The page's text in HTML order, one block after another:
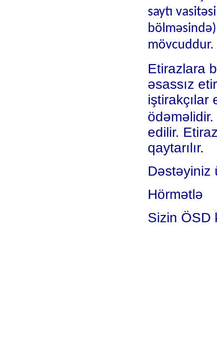
saytı
mövcuddur.
Etirazlara
əsassız
iştirakçılar
edilir.
qaytarılır.
Dəstəyiniz
Hörmətlə
Sizin